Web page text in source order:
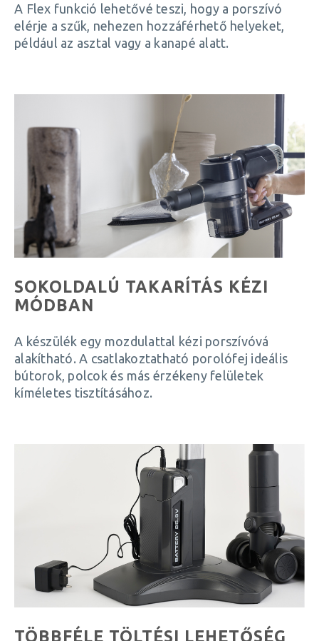
A Flex funkció lehetővé teszi, hogy a porszívó
elérje a szűk, nehezen hozzáférhető helyeket,
például az asztal vagy a kanapé alatt.
SOKOLDALÚ TAKARÍTÁS KÉZI
MÓDBAN
A készülék egy mozdulattal kézi porszívóvá
alakítható. A csatlakoztatható porolófej ideális
bútorok, polcok és más érzékeny felületek
kíméletes tisztításához.
TÖBBFÉLE TÖLTÉSI LEHETŐSÉG